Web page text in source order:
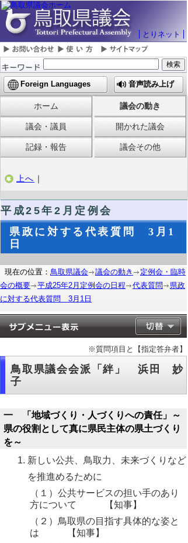
とりネット
Foreign Languages 音声読み上げ
ホーム 議会の動き
議会・議員 開かれた議会
記録・報告 議会その他
上へ ｜
平成25年2月定例会
県政に対する代表質問 3月1
日
現在の位置： 鳥取県議会 議会の動き
定例会・臨時
会の概要
平成25年2月定例会の日程 代表質問
県政
に対する代表質問 3月1日
※質問項目と【指定答弁者】
鳥取県議会会派「絆」 浜田 妙
子
一 「地域づくり・人づくりへの責任」～
県の役割として真に県民主体の県土づくり
を～
新しい公共、鳥取力、未来づくりなど
を推進めるために
（１）公共サービスの担い手のあり
方について 【知事】
（２）鳥取県の目指す具体的な姿と
は 【知事】